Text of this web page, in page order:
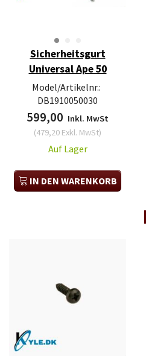
Sicherheitsgurt
Universal Ape 50
Model/Artikelnr.:
DB1910050030
599,00 Inkl. MwSt
(479,20 Exkl. MwSt)
Auf Lager
IN DEN WARENKORB